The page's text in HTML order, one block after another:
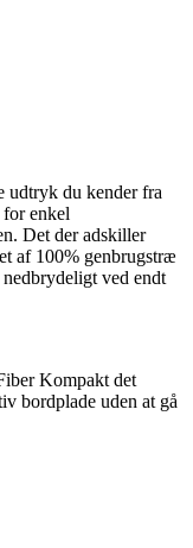
udtryk du kender fra
enkel
Det der adskiller
af 100% genbrugstræ
ved endt
Kompakt det
bordplade uden at gå